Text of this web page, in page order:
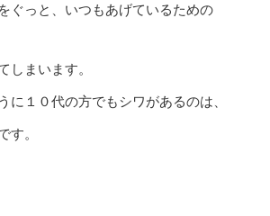
ぐっと、いつもあげているための
しまいます。
に１０代の方でもシワがあるのは、
す。